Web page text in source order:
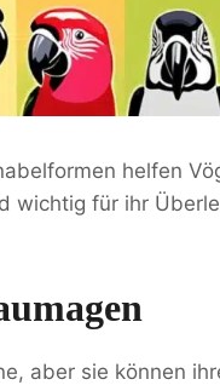
helfen
wichtig für ihr
aber sie können